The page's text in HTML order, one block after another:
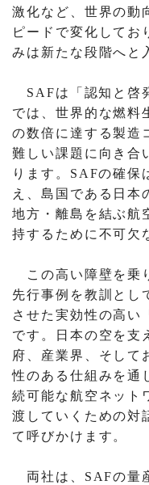
激化など、世界の動
ピードで変化してお
みは新たな段階へと
SAFは「認知と啓
では、世界的な燃料
の数倍に達する製造
難しい課題に向き合
ります。SAFの確保
え、島国である日本
地方・離島を結ぶ航
持するために不可欠
この高い障壁を乗
先行事例を教訓とし
させた実効性の高い
です。日本の空を支
府、産業界、そして
性のある仕組みを通
続可能な航空ネット
渡していくための対
て呼びかけます。
両社は、SAFの量